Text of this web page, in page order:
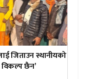
जिताउन स्थानीयको
विकल्प छैन’